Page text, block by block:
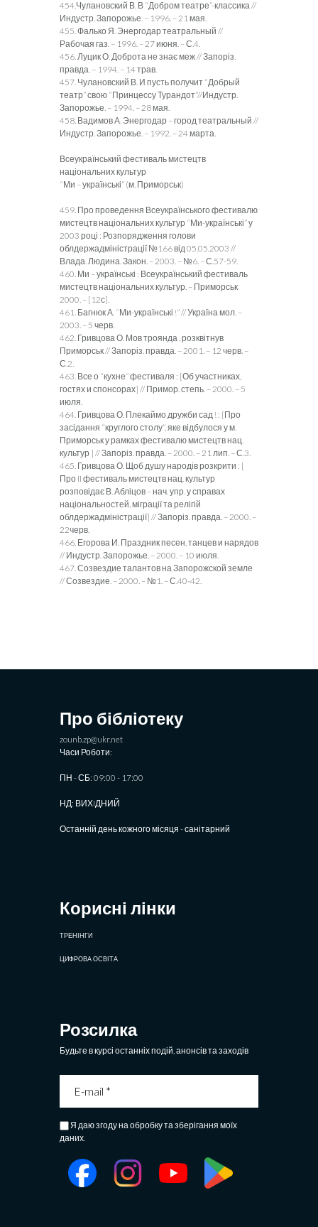
454.Чулановский В. В “Добром театре”-классика //
Индустр. Запорожье. – 1996. – 21 мая.
455. Фалько Я. Энергодар театральный //
Рабочая газ. – 1996. – 27 июня. – С.4.
456. Луцик О. Доброта не знає меж // Запоріз.
правда. – 1994. – 14 трав.
457. Чулановский В. И пусть получит “Добрый
театр” свою “Принцессу Турандот”//Индустр.
Запорожье. – 1994. – 28 мая.
458. Вадимов А. Энергодар – город театральный //
Индустр. Запорожье. – 1992. – 24 марта.
Всеукраїнський фестиваль мистецтв
національних культур
“Ми – українські” (м. Приморськ)
459. Про проведення Всеукраїнського фестивалю
мистецтв національних культур “Ми-українські” у
2003 році : Розпорядження голови
облдержадміністрації №166 від 05.05.2003 //
Влада. Людина. Закон. – 2003. – №6. – С.57-59.
460. Ми – українські : Всеукраїнський фестиваль
мистецтв національних культур. – Приморськ
2000. – [12с].
461. Багнюк А. “Ми-українські !” // Україна мол. –
2003. – 5 черв.
462. Гривцова О. Мов троянда , розквітнув
Приморськ // Запоріз. правда. – 2001. – 12 черв. –
С.2.
463. Все о “кухне” фестиваля : [Об участниках,
гостях и спонсорах] // Примор. степь. – 2000. – 5
июля.
464. Гривцова О. Плекаймо дружби сад ! : [Про
засідання “круглого столу”, яке відбулося у м.
Приморськ у рамках фестивалю мистецтв нац.
культур ] // Запоріз. правда. – 2000. – 21 лип. – С.3.
465. Гривцова О. Щоб душу народів розкрити : [
Про II фестиваль мистецтв нац. культур
розповідає В. Абліцов – нач. упр. у справах
національностей, міграції та релігій
облдержадміністрації] // Запоріз. правда. – 2000. –
22черв.
466. Егорова И. Праздник песен, танцев и нарядов
// Индустр. Запорожье. – 2000. – 10 июля.
467. Созвездие талантов на Запорожской земле
// Созвездие. – 2000. – №1. – С.40-42.
Про бібліотеку
zounb.zp@ukr.net
Часи Роботи:
ПН - СБ: 09:00 - 17:00
НД: ВИХIДНИЙ
Останній день кожного місяця - санітарний
Корисні лінки
ТРЕНІНГИ
ЦИФРОВА ОСВІТА
Розсилка
Будьте в курсі останніх подій, анонсів та заходів
Я даю згоду на обробку та зберігання моїх
даних.